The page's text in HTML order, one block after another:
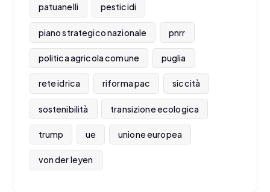
patuanelli pesticidi
piano strategico nazionale pnrr
politica agricola comune puglia
rete idrica riforma pac siccità
sostenibilità transizione ecologica
trump ue unione europea
von der leyen